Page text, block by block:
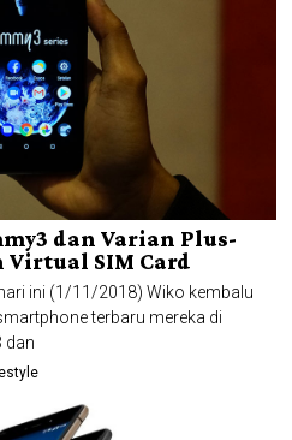
dan Varian Plus-
Virtual SIM Card
ini (1/11/2018) Wiko kembalu
terbaru mereka di
dan